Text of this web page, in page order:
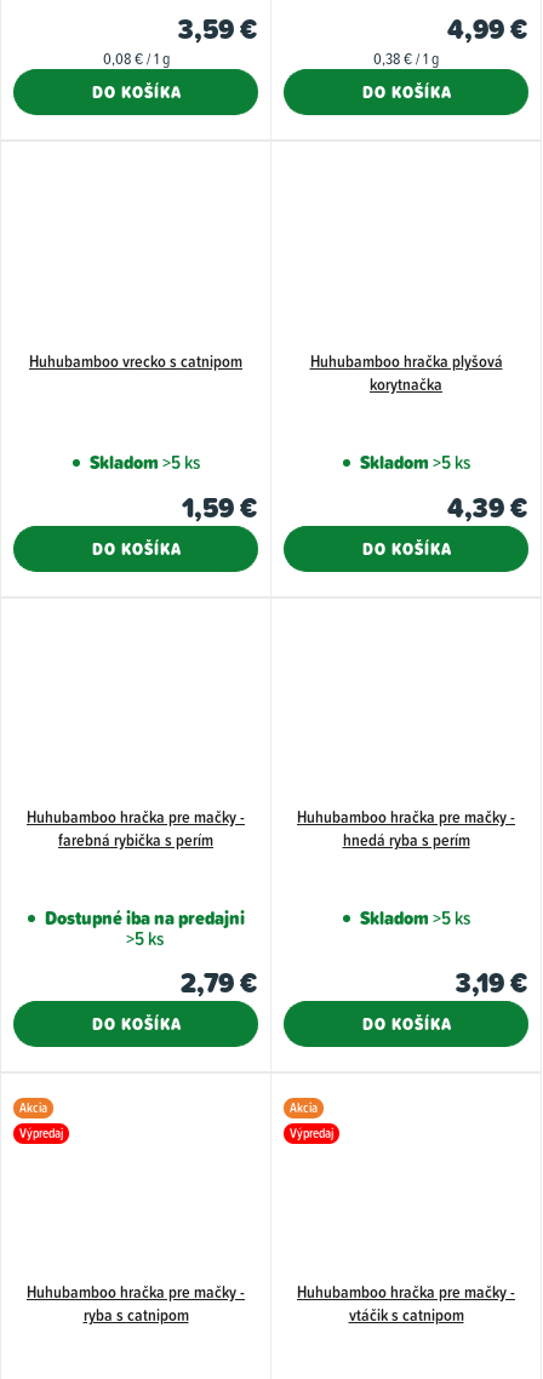
3,59 €
Jednotková
0,08 € / 1 g
DO KOŠÍKA
4,99 €
Jednotková
0,38 € / 1 g
DO KOŠÍKA
Huhubamboo vrecko s catnipom
Skladom>5 ks
1,59 €
DO KOŠÍKA
Huhubamboo hračka plyšová
korytnačka
Skladom>5 ks
4,39 €
DO KOŠÍKA
Huhubamboo hračka pre mačky -
farebná rybička s perím
Dostupné iba na predajni
>5 ks
2,79 €
DO KOŠÍKA
Huhubamboo hračka pre mačky -
hnedá ryba s perím
Skladom>5 ks
3,19 €
DO KOŠÍKA
Akcia
Výpredaj
Huhubamboo hračka pre mačky -
ryba s catnipom
Akcia
Výpredaj
Huhubamboo hračka pre mačky -
vtáčik s catnipom